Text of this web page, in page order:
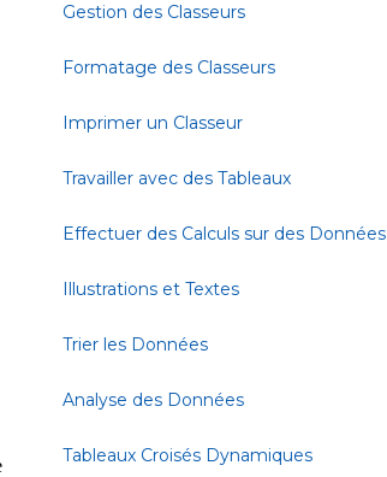
Gestion des Classeurs
Formatage des Classeurs
Imprimer un Classeur
Travailler avec des Tableaux
Effectuer des Calculs sur des Données
Illustrations et Textes
Trier les Données
Analyse des Données
Tableaux Croisés Dynamiques